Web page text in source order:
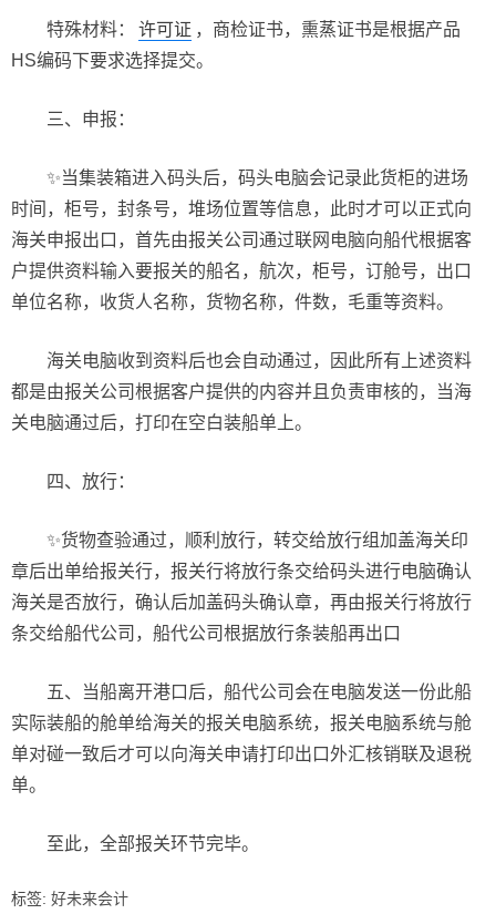
特殊材料： 许可证 ，商检证书，熏蒸证书是根据产品
HS编码下要求选择提交。
三、申报：
✨当集装箱进入码头后，码头电脑会记录此货柜的进场
时间，柜号，封条号，堆场位置等信息，此时才可以正式向
海关申报出口，首先由报关公司通过联网电脑向船代根据客
户提供资料输入要报关的船名，航次，柜号，订舱号，出口
单位名称，收货人名称，货物名称，件数，毛重等资料。
海关电脑收到资料后也会自动通过，因此所有上述资料
都是由报关公司根据客户提供的内容并且负责审核的，当海
关电脑通过后，打印在空白装船单上。
四、放行：
✨货物查验通过，顺利放行，转交给放行组加盖海关印
章后出单给报关行，报关行将放行条交给码头进行电脑确认
海关是否放行，确认后加盖码头确认章，再由报关行将放行
条交给船代公司，船代公司根据放行条装船再出口
五、当船离开港口后，船代公司会在电脑发送一份此船
实际装船的舱单给海关的报关电脑系统，报关电脑系统与舱
单对碰一致后才可以向海关申请打印出口外汇核销联及退税
单。
至此，全部报关环节完毕。
标签: 好未来会计